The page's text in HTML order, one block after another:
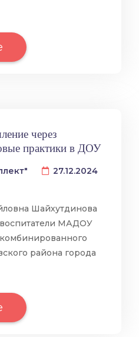
через
практики в ДОУ
27.12.2024
Шайхутдинова
МАДОУ
района города